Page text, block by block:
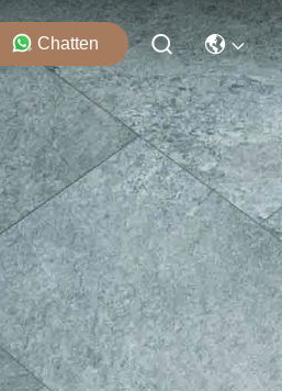
Chatten